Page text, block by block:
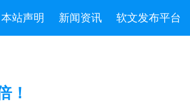
本站声明 新闻资讯 软文发布平台
！